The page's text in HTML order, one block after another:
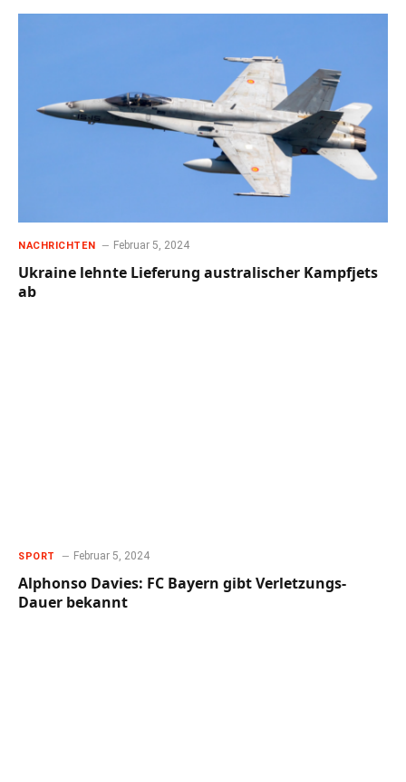
NACHRICHTEN Februar 5, 2024
Ukraine lehnte Lieferung australischer Kampfjets
ab
SPORT Februar 5, 2024
Alphonso Davies: FC Bayern gibt Verletzungs-
Dauer bekannt